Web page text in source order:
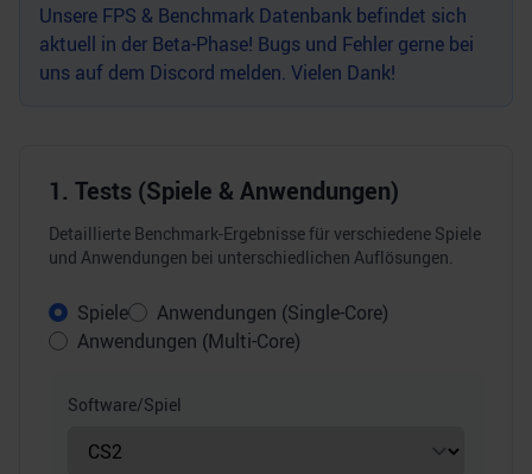
Unsere FPS & Benchmark Datenbank befindet sich
aktuell in der Beta-Phase! Bugs und Fehler gerne bei
uns auf dem Discord melden. Vielen Dank!
1. Tests (Spiele & Anwendungen)
Detaillierte Benchmark-Ergebnisse für verschiedene Spiele
und Anwendungen bei unterschiedlichen Auflösungen.
Spiele
Anwendungen (Single-Core)
Anwendungen (Multi-Core)
Software/Spiel